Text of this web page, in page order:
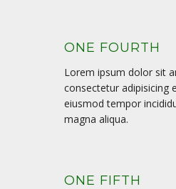
ONE FOURTH
Lorem ipsum dolor sit
consectetur adipisicing
eiusmod tempor
magna aliqua.
ONE FIFTH